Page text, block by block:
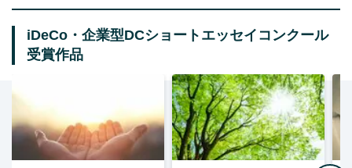
iDeCo・企業型DCショートエッセイコンクール
受賞作品